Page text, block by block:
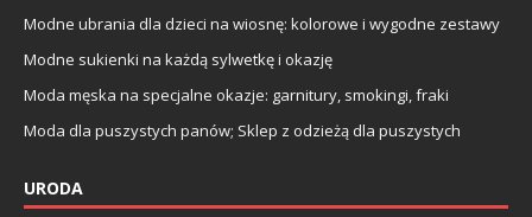
Modne ubrania dla dzieci na wiosnę: kolorowe i wygodne zestawy
Modne sukienki na każdą sylwetkę i okazję
Moda męska na specjalne okazje: garnitury, smokingi, fraki
Moda dla puszystych panów; Sklep z odzieżą dla puszystych
URODA